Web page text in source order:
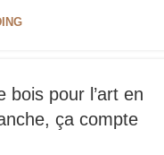
bois pour l’art en
ça compte